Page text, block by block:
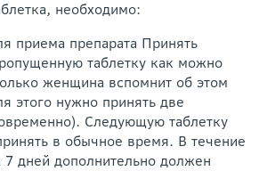
необходимо:
приема препарата Принять
таблетку как можно
женщина вспомнит об этом
этого нужно принять две
Следующую таблетку
в обычное время. В течение
дней дополнительно должен